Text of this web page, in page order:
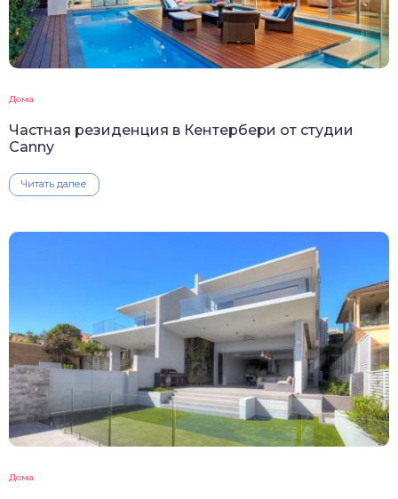
Дома
Частная резиденция в Кентербери от студии
Canny
Читать далее
Дома